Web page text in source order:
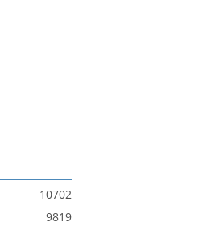
10702
9819